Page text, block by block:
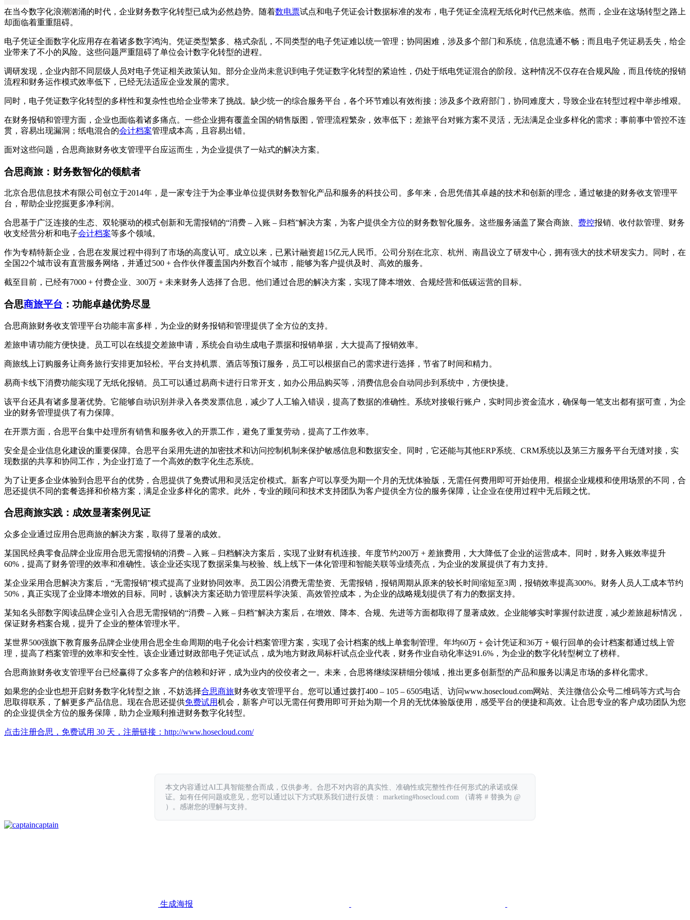
在当今数字化浪潮汹涌的时代，企业财务数字化转型已成为必然趋势。随着数电票试点和电子凭证会计数据标准的发布，电子凭证全流程无纸化时代已然来临。然而，企业在这场转型之路上
却面临着重重阻碍。
电子凭证全面数字化应用存在着诸多数字鸿沟。凭证类型繁多、格式杂乱，不同类型的电子凭证难以统一管理；协同困难，涉及多个部门和系统，信息流通不畅；而且电子凭证易丢失，给企
业带来了不小的风险。这些问题严重阻碍了单位会计数字化转型的进程。
调研发现，企业内部不同层级人员对电子凭证相关政策认知。部分企业尚未意识到电子凭证数字化转型的紧迫性，仍处于纸电凭证混合的阶段。这种情况不仅存在合规风险，而且传统的报销
流程和财务运作模式效率低下，已经无法适应企业发展的需求。
同时，电子凭证数字化转型的多样性和复杂性也给企业带来了挑战。缺少统一的综合服务平台，各个环节难以有效衔接；涉及多个政府部门，协同难度大，导致企业在转型过程中举步维艰。
在财务报销和管理方面，企业也面临着诸多痛点。一些企业拥有覆盖全国的销售版图，管理流程繁杂，效率低下；差旅平台对账方案不灵活，无法满足企业多样化的需求；事前事中管控不连
贯，容易出现漏洞；纸电混合的会计档案管理成本高，且容易出错。
面对这些问题，合思商旅财务收支管理平台应运而生，为企业提供了一站式的解决方案。
合思商旅：财务数智化的领航者
北京合思信息技术有限公司创立于2014年，是一家专注于为企事业单位提供财务数智化产品和服务的科技公司。多年来，合思凭借其卓越的技术和创新的理念，通过敏捷的财务收支管理平
台，帮助企业挖掘更多净利润。
合思基于广泛连接的生态、双轮驱动的模式创新和无需报销的“消费 – 入账 – 归档”解决方案，为客户提供全方位的财务数智化服务。这些服务涵盖了聚合商旅、 费控报销、收付款管理、财务
收支经营分析和电子会计档案等多个领域。
作为专精特新企业，合思在发展过程中得到了市场的高度认可。成立以来，已累计融资超15亿元人民币。公司分别在北京、杭州、南昌设立了研发中心，拥有强大的技术研发实力。同时，在
全国22个城市设有直营服务网络，并通过500 + 合作伙伴覆盖国内外数百个城市，能够为客户提供及时、高效的服务。
截至目前，已经有7000 + 付费企业、300万 + 未来财务人选择了合思。他们通过合思的解决方案，实现了降本增效、合规经营和低碳运营的目标。
合思商旅平台 ：功能卓越优势尽显
合思商旅财务收支管理平台功能丰富多样，为企业的财务报销和管理提供了全方位的支持。
差旅申请功能方便快捷。员工可以在线提交差旅申请，系统会自动生成电子票据和报销单据，大大提高了报销效率。
商旅线上订购服务让商务旅行安排更加轻松。平台支持机票、酒店等预订服务，员工可以根据自己的需求进行选择，节省了时间和精力。
易商卡线下消费功能实现了无纸化报销。员工可以通过易商卡进行日常开支，如办公用品购买等，消费信息会自动同步到系统中，方便快捷。
该平台还具有诸多显著优势。它能够自动识别并录入各类发票信息，减少了人工输入错误，提高了数据的准确性。系统对接银行账户，实时同步资金流水，确保每一笔支出都有据可查，为企
业的财务管理提供了有力保障。
在开票方面，合思平台集中处理所有销售和服务收入的开票工作，避免了重复劳动，提高了工作效率。
安全是企业信息化建设的重要保障。合思平台采用先进的加密技术和访问控制机制来保护敏感信息和数据安全。同时，它还能与其他ERP系统、CRM系统以及第三方服务平台无缝对接，实
现数据的共享和协同工作，为企业打造了一个高效的数字化生态系统。
为了让更多企业体验到合思平台的优势，合思提供了免费试用和灵活定价模式。新客户可以享受为期一个月的无忧体验版，无需任何费用即可开始使用。根据企业规模和使用场景的不同，合
思还提供不同的套餐选择和价格方案，满足企业多样化的需求。此外，专业的顾问和技术支持团队为客户提供全方位的服务保障，让企业在使用过程中无后顾之忧。
合思商旅实践：成效显著案例见证
众多企业通过应用合思商旅的解决方案，取得了显著的成效。
某国民经典零食品牌企业应用合思无需报销的消费 – 入账 – 归档解决方案后，实现了业财有机连接。年度节约200万 + 差旅费用，大大降低了企业的运营成本。同时，财务入账效率提升
60%，提高了财务管理的效率和准确性。该企业还实现了数据采集与校验、线上线下一体化管理和智能关联等业绩亮点，为企业的发展提供了有力支持。
某企业采用合思解决方案后，“无需报销”模式提高了业财协同效率。员工因公消费无需垫资、无需报销，报销周期从原来的较长时间缩短至3周，报销效率提高300%。财务人员人工成本节约
50%，真正实现了企业降本增效的目标。同时，该解决方案还助力管理层科学决策、高效管控成本，为企业的战略规划提供了有力的数据支持。
某知名头部数字阅读品牌企业引入合思无需报销的“消费 – 入账 – 归档”解决方案后，在增效、降本、合规、先进等方面都取得了显著成效。企业能够实时掌握付款进度，减少差旅超标情况，
保证财务档案合规，提升了企业的整体管理水平。
某世界500强旗下教育服务品牌企业使用合思全生命周期的电子化会计档案管理方案，实现了会计档案的线上单套制管理。年均60万 + 会计凭证和36万 + 银行回单的会计档案都通过线上管
理，提高了档案管理的效率和安全性。该企业通过财政部电子凭证试点，成为地方财政局标杆试点企业代表，财务作业自动化率达91.6%，为企业的数字化转型树立了榜样。
合思商旅财务收支管理平台已经赢得了众多客户的信赖和好评，成为业内的佼佼者之一。未来，合思将继续深耕细分领域，推出更多创新型的产品和服务以满足市场的多样化需求。
如果您的企业也想开启财务数字化转型之旅，不妨选择合思商旅财务收支管理平台。您可以通过拨打400 – 105 – 6505电话、访问www.hosecloud.com网站、关注微信公众号二维码等方式与合
思取得联系，了解更多产品信息。现在合思还提供免费试用机会，新客户可以无需任何费用即可开始为期一个月的无忧体验版使用，感受平台的便捷和高效。让合思专业的客户成功团队为您
的企业提供全方位的服务保障，助力企业顺利推进财务数字化转型。
点击注册合思，免费试用 30 天，注册链接： http://www.hosecloud.com/
本文内容通过AI工具智能整合而成，仅供参考。合思不对内容的真实性、准确性或完整性作任何形式的承诺或保
证。如有任何问题或意见，您可以通过以下方式联系我们进行反馈： marketing#hosecloud.com （请将 # 替换为 @
）。感谢您的理解与支持。
captain
生成海报